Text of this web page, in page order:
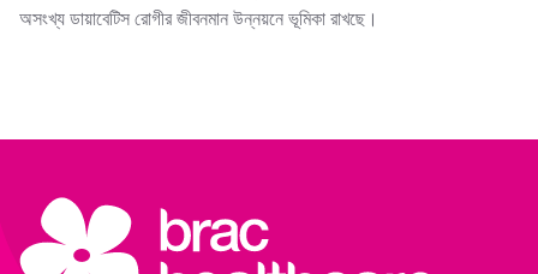
অসংখ্য ডায়াবেটিস রোগীর জীবনমান উন্নয়নে ভূমিকা রাখছে।